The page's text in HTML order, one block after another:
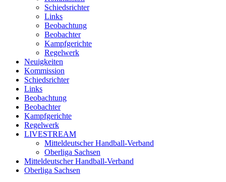
Schiedsrichter
Links
Beobachtung
Beobachter
Kampfgerichte
Regelwerk
Neuigkeiten
Kommission
Schiedsrichter
Links
Beobachtung
Beobachter
Kampfgerichte
Regelwerk
LIVESTREAM
Mitteldeutscher Handball-Verband
Oberliga Sachsen
Mitteldeutscher Handball-Verband
Oberliga Sachsen